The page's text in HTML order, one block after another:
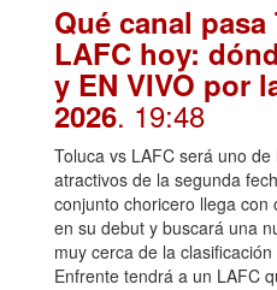
Qué canal
LAFC hoy:
y EN VIVO por
2026. 19:48
Toluca vs LAFC será uno
atractivos de la segunda
conjunto choricero llega
en su debut y buscará una
muy cerca de la
Enfrente tendrá a un LAFC